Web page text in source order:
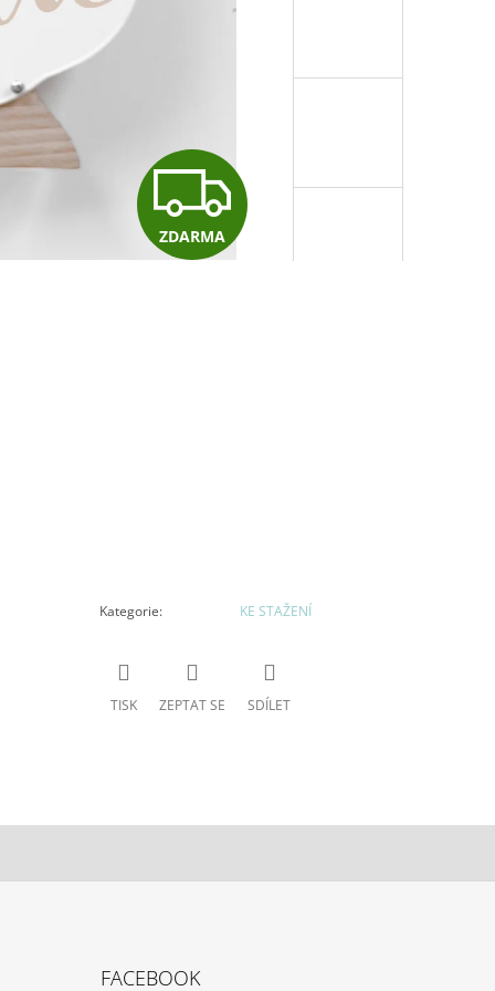
Z
D
ZDARMA
Kategorie: KE STAŽENÍ
TISK ZEPTAT SE SDÍLET
FACEBOOK